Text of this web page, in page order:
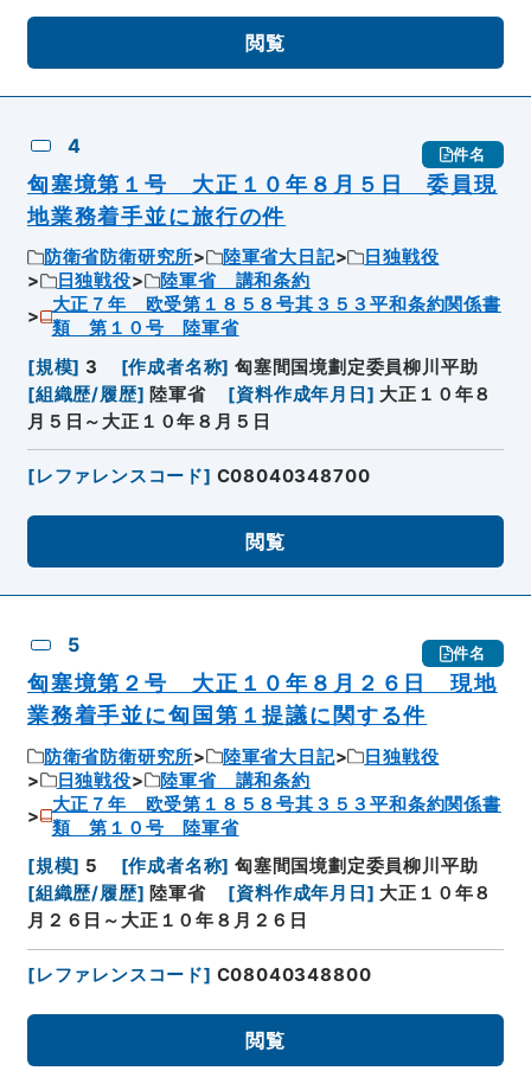
閲覧
4 件名
匈塞境第１号 大正１０年８月５日 委員現
地業務着手並に旅行の件
防衛省防衛研究所 陸軍省大日記
日独戦役
日独戦役
陸軍省 講和条約
大正７年 欧受第１８５８号其３５３平和条約関係書
類 第１０号 陸軍省
[規模] 3 [作成者名称] 匈塞間国境劃定委員柳川平助
[組織歴/履歴] 陸軍省 [資料作成年月日 ] 大正１０年８
月５日～大正１０年８月５日
[レファレンスコード] C08040348700
閲覧
5 件名
匈塞境第２号 大正１０年８月２６日 現地
業務着手並に匈国第１提議に関する件
防衛省防衛研究所 陸軍省大日記
日独戦役
日独戦役
陸軍省 講和条約
大正７年 欧受第１８５８号其３５３平和条約関係書
類 第１０号 陸軍省
[規模] 5 [作成者名称] 匈塞間国境劃定委員柳川平助
[組織歴/履歴] 陸軍省 [資料作成年月日 ] 大正１０年８
月２６日～大正１０年８月２６日
[レファレンスコード] C08040348800
閲覧